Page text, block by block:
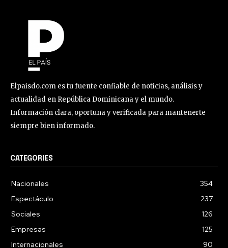
Elpaisdo.com es tu fuente confiable de noticias, análisis y
actualidad en República Dominicana y el mundo.
Información clara, oportuna y verificada para mantenerte
siempre bien informado.
CATEGORIES
Nacionales
354
Espectáculo
237
Sociales
126
Empresas
125
Internacionales
90